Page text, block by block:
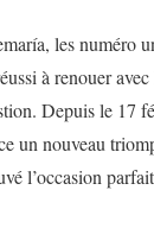
les numéro
à renouer
Depuis le 17
un nouveau
l’occasion